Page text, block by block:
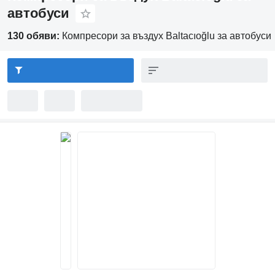
автобуси
130 обяви: Компресори за въздух Baltacıoğlu за автобуси